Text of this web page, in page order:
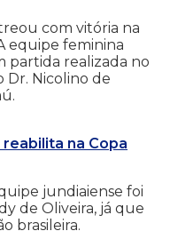
com vitória na
equipe feminina
partida realizada no
Dr. Nicolino de
na Copa
jundiaiense foi
de Oliveira, já que
brasileira.